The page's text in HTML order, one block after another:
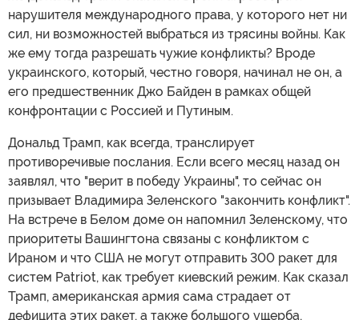
нарушителя международного права, у которого нет ни
сил, ни возможностей выбраться из трясины войны. Как
же ему тогда разрешать чужие конфликты? Вроде
украинского, который, честно говоря, начинал не он, а
его предшественник Джо Байден в рамках общей
конфронтации с Россией и Путиным.
Дональд Трамп, как всегда, транслирует
противоречивые послания. Если всего месяц назад он
заявлял, что "верит в победу Украины", то сейчас он
призывает Владимира Зеленского "закончить конфликт".
На встрече в Белом доме он напомнил Зеленскому, что
приоритеты Вашингтона связаны с конфликтом с
Ираном и что США не могут отправить 300 ракет для
систем Patriot, как требует киевский режим. Как сказал
Трамп, американская армия сама страдает от
дефицита этих ракет, а также большого ущерба,